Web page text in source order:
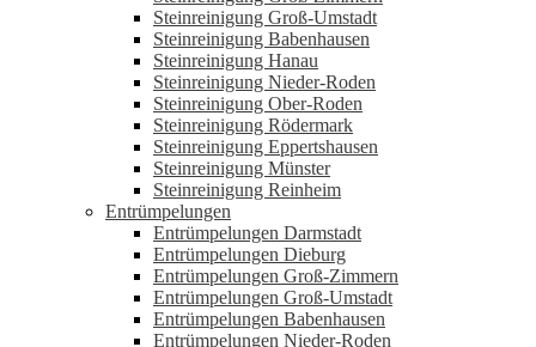
Steinreinigung Groß-Umstadt
Steinreinigung Babenhausen
Steinreinigung Hanau
Steinreinigung Nieder-Roden
Steinreinigung Ober-Roden
Steinreinigung Rödermark
Steinreinigung Eppertshausen
Steinreinigung Münster
Steinreinigung Reinheim
Entrümpelungen
Entrümpelungen Darmstadt
Entrümpelungen Dieburg
Entrümpelungen Groß-Zimmern
Entrümpelungen Groß-Umstadt
Entrümpelungen Babenhausen
Entrümpelungen Nieder-Roden